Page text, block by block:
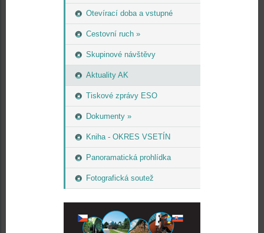
Otevírací doba a vstupné
Cestovní ruch »
Skupinové návštěvy
Aktuality AK
Tiskové zprávy ESO
Dokumenty »
Kniha - OKRES VSETÍN
Panoramatická prohlídka
Fotografická soutež